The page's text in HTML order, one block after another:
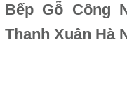
Bếp Gỗ Công
Thanh Xuân Hà